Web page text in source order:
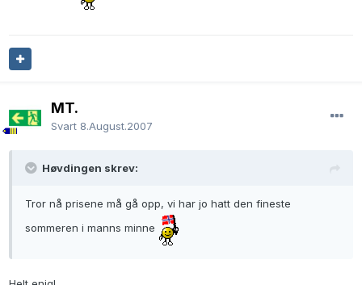
MT.
Svart 8.August.2007
Høvdingen skrev:
Tror nå prisene må gå opp, vi har jo hatt den fineste
sommeren i manns minne